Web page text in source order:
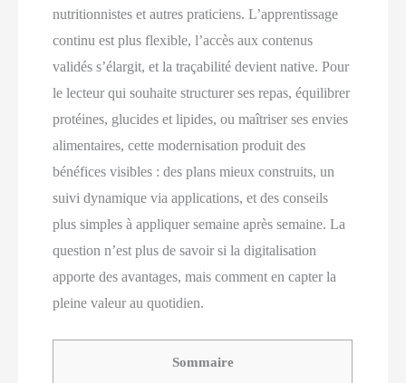
nutritionnistes et autres praticiens. L’apprentissage
continu est plus flexible, l’accès aux contenus
validés s’élargit, et la traçabilité devient native. Pour
le lecteur qui souhaite structurer ses repas, équilibrer
protéines, glucides et lipides, ou maîtriser ses envies
alimentaires, cette modernisation produit des
bénéfices visibles : des plans mieux construits, un
suivi dynamique via applications, et des conseils
plus simples à appliquer semaine après semaine. La
question n’est plus de savoir si la digitalisation
apporte des avantages, mais comment en capter la
pleine valeur au quotidien.
Sommaire